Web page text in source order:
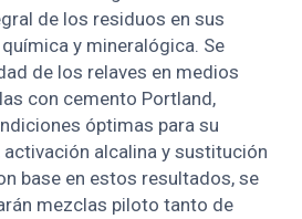
de los residuos en sus
y mineralógica. Se
de los relaves en medios
con cemento Portland,
óptimas para su
alcalina y sustitución
base en estos resultados, se
mezclas piloto tanto de